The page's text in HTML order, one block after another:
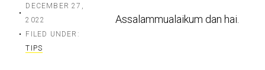
DECEMBER 27,
2022
FILED UNDER:
TIPS
Assalammualaikum dan hai.